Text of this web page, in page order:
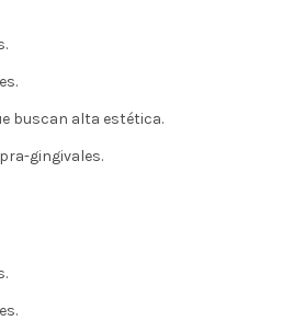
buscan alta estética.
gingivales.